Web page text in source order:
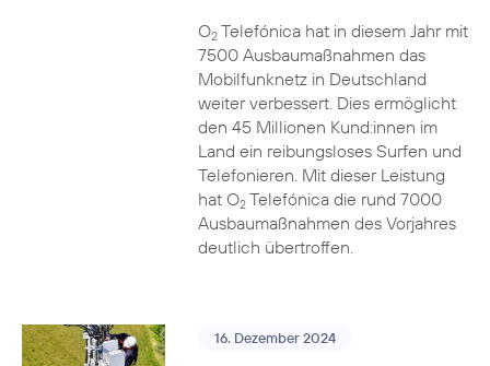
O2Telefónica hat in diesem Jahr mit
7500 Ausbaumaßnahmen das
Mobilfunknetz in Deutschland
weiter verbessert. Dies ermöglicht
den 45 Millionen Kund:innen im
Land ein reibungsloses Surfen und
Telefonieren. Mit dieser Leistung
hat O2Telefónica die rund 7000
Ausbaumaßnahmen des Vorjahres
deutlich übertroffen.
16. Dezember 2024